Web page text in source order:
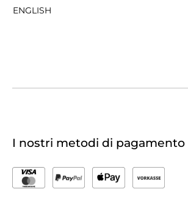
ENGLISH
I nostri metodi di pagamento